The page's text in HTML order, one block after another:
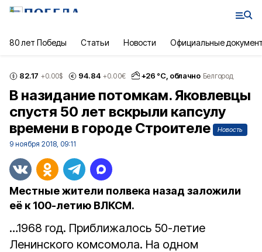
80 лет Победы Статьи Новости Официальные
82.17 +0.00$ 94.84 +0.00€ +26 °С, облачно Белгород
В назидание потомкам. Яковлевцы
спустя 50 лет вскрыли капсулу
времени в городе Строителе
Новость
9 ноября 2018, 09:11
Местные жители полвека назад заложили
её к 100-летию ВЛКСМ.
…1968 год. Приближалось 50-летие
Ленинского комсомола. На одном